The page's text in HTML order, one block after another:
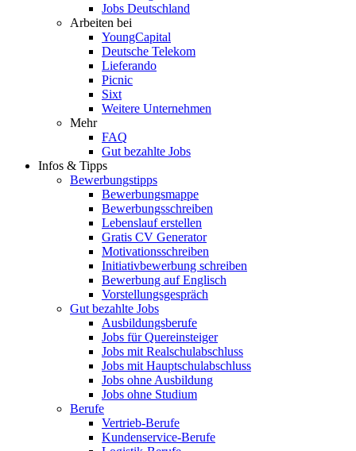
Jobs Deutschland
Arbeiten bei
YoungCapital
Deutsche Telekom
Lieferando
Picnic
Sixt
Weitere Unternehmen
Mehr
FAQ
Gut bezahlte Jobs
Infos & Tipps
Bewerbungstipps
Bewerbungsmappe
Bewerbungsschreiben
Lebenslauf erstellen
Gratis CV Generator
Motivationsschreiben
Initiativbewerbung schreiben
Bewerbung auf Englisch
Vorstellungsgespräch
Gut bezahlte Jobs
Ausbildungsberufe
Jobs für Quereinsteiger
Jobs mit Realschulabschluss
Jobs mit Hauptschulabschluss
Jobs ohne Ausbildung
Jobs ohne Studium
Berufe
Vertrieb-Berufe
Kundenservice-Berufe